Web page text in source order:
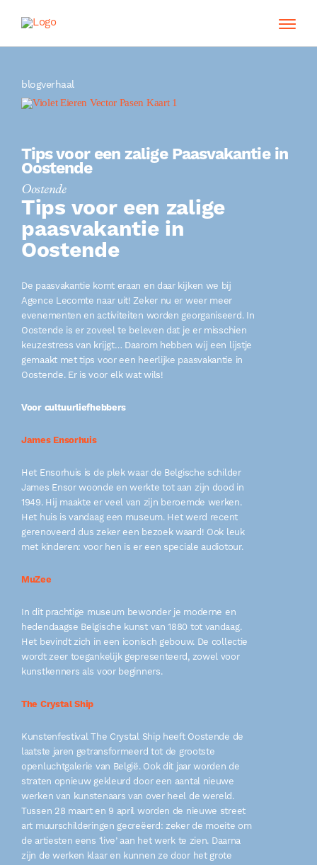
blogverhaal
Tips voor een zalige Paasvakantie in
Oostende
Oostende
Tips voor een zalige
paasvakantie in
Oostende
De paasvakantie komt eraan en daar kijken we bij
Agence Lecomte naar uit! Zeker nu er weer meer
evenementen en activiteiten worden georganiseerd. In
Oostende is er zoveel te beleven dat je er misschien
keuzestress van krijgt… Daarom hebben wij een lijstje
gemaakt met tips voor een heerlijke paasvakantie in
Oostende. Er is voor elk wat wils!
Voor cultuurliefhebbers
James Ensorhuis
Het Ensorhuis is de plek waar de Belgische schilder
James Ensor woonde en werkte tot aan zijn dood in
1949. Hij maakte er veel van zijn beroemde werken.
Het huis is vandaag een museum. Het werd recent
gerenoveerd dus zeker een bezoek waard! Ook leuk
met kinderen: voor hen is er een speciale audiotour.
MuZee
In dit prachtige museum bewonder je moderne en
hedendaagse Belgische kunst van 1880 tot vandaag.
Het bevindt zich in een iconisch gebouw. De collectie
wordt zeer toegankelijk gepresenteerd, zowel voor
kunstkenners als voor beginners.
The Crystal Ship
Kunstenfestival The Crystal Ship heeft Oostende de
laatste jaren getransformeerd tot de grootste
openluchtgalerie van België. Ook dit jaar worden de
straten opnieuw gekleurd door een aantal nieuwe
werken van kunstenaars van over heel de wereld.
Tussen 28 maart en 9 april worden de nieuwe street
art muurschilderingen gecreëerd: zeker de moeite om
de artiesten eens ‘live’ aan het werk te zien. Daarna
zijn de werken klaar en kunnen ze door het grote